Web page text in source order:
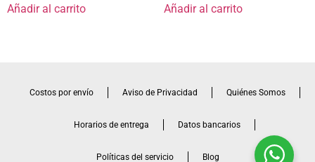
Añadir al carrito Añadir al carrito
Costos por envío Aviso de Privacidad Quiénes Somos
Horarios de entrega Datos bancarios
Políticas del servicio Blog